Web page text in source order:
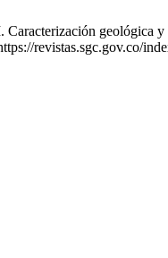
geológica
revistas.sgc.gov.co/